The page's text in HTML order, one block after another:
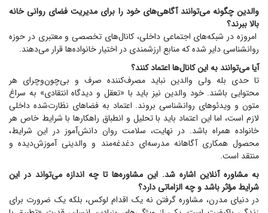
والدین چگونه می‌توانند آگاهی‌های خود را برای مدیریت فضای روانی خانه
بالا ببرند؟
امروزه در شبکه‌های اجتماعی داخلی، کانال‌های تخصصی و معتبری در حوزه
روانشناسی دایر شده که منابع ارزشمندی در اختیار خانواده‌ها قرار می‌دهند.
آیا می‌توانند به این کانال‌ها اعتماد کنند؟
تا حدی بله ولی والدین نباید مصرف‌کننده صرف و بی‌چون‌وچرای هر
محتوایی باشند. خود والدین نیز باید با «تعقل و دیدگاه انتقادی» به سراغ
متون و ویدئو‌های روانشناسی بروند. اعتماد به فضا‌های نظارت‌شده داخلی
لازم است، اما این اعتماد باید با تحلیل و انطباق راهکار‌ها با شرایط خاص هر
خانواده همراه باشد. در نهایت، سلامت روان دانش‌آموز در این شرایط،
محصول همکاری آگاهانه مدرسه‌ای دغدغه‌مند و والدینی آموزش‌دیده و
منتقد است.
به مشاوره آنلاین اشاره شد. این مشاوره‌ها تا چه اندازه می‌تواند در این
شرایط مؤثر باشد و چه الزاماتی دارد؟
در دنیای مدرن، مشاوره گرفتن نه یک اقدام لوکس، بلکه یک ضرورت برای